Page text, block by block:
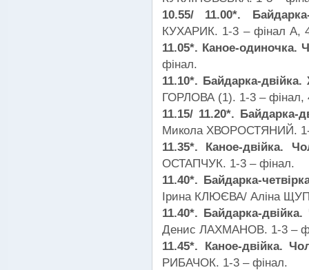
10.55/ 11.00*.
КУХАРИК. 1-3 – фінал А,
11.05*. Каное-одиночка.
фінал.
11.10*. Байдарка-
ГОРЛОВА (1). 1-3 – фінал,
11.15/ 11.20*. Байдарка-
Микола ХВОРОСТЯНИЙ. 1-
11.35*. Каное-двійка.
ОСТАПЧУК. 1-3 – фінал.
11.40*. Байдарка-
Ірина КЛЮЄВА/ Аліна
11.40*. Байдарка-
Денис ЛАХМАНОВ. 1-3 –
11.45*. Каное-двійка.
РИБАЧОК. 1-3 – фінал.